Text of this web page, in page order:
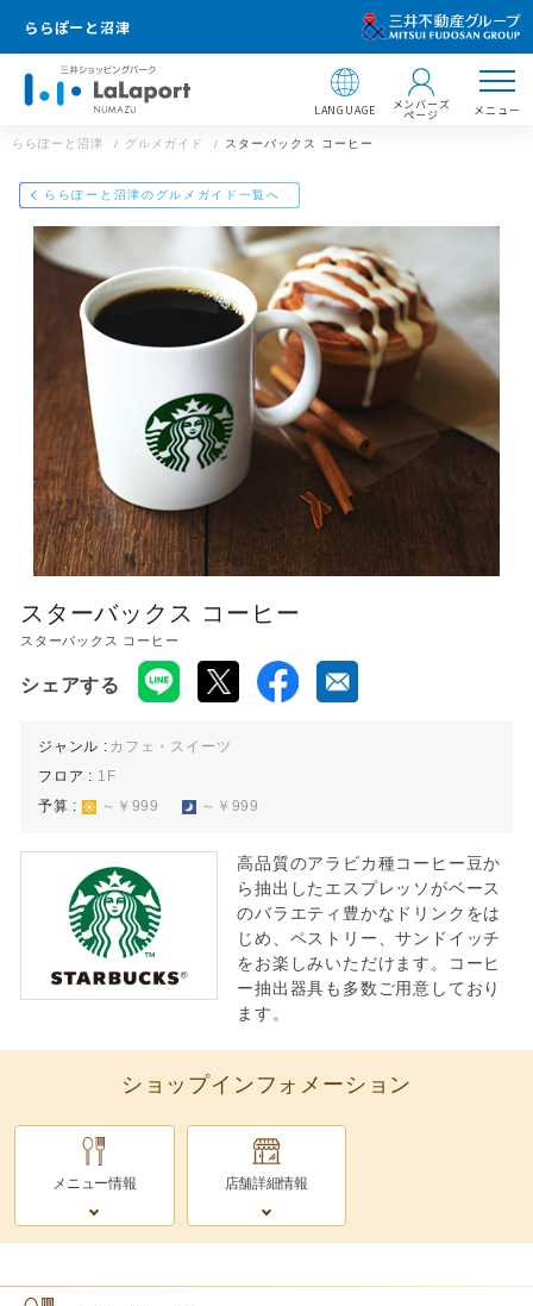
ららぽーと沼津
LANGUAGE メンバーズ
ページ メニュー
ららぽーと沼津
住所 ：
〒410-8541 静岡県沼津市東椎路字東荒301番地3
【飲食店 営業時間】
ショッピング 10:00〜21:00
サービス 10:00〜21:00
フードコート 10:00〜21:00
レストラン 11:00〜22:00
※ラストオーダーは店舗によって異なります。
店舗情報
スターバックス コーヒー
ららぽーと沼津
静岡県沼津市東椎路字東荒301番地3
https://mitsui-shopping-park.com/gourmet/lalaport/numazu/g00
37000000015010/
メールで送る Facebookでシェア
ららぽーと沼津 グルメガイド スターバックス コーヒー
ららぽーと沼津のグルメガイド一覧へ
スターバックス コーヒー
スターバックス コーヒー
シェアする
ジャンル : カフェ・スイーツ
フロア : 1F
予算 :
～￥999 ～￥999
高品質のアラビカ種コーヒー豆か
ら抽出したエスプレッソがベース
のバラエティ豊かなドリンクをは
じめ、ペストリー、サンドイッチ
をお楽しみいただけます。コーヒ
ー抽出器具も多数ご用意しており
ます。
ショップインフォメーション
メニュー情報 店舗詳細情報